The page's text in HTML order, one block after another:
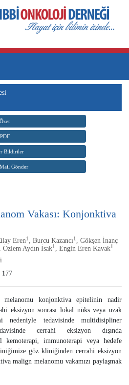
Özet
Bildiriler
Gönder
Vakası: Konjonktiva
Eren1 , Burcu Kazancı1
, Gökşen İnanç
, Özlem Aydın İsak1 , Engin Eren Kavak1
177
konjonktiva epitelinin nadir
eksizyon sonrası lokal nüks veya uzak
nedeniyle tedavisinde multidisipliner
cerrahi eksizyon dışında
kemoterapi, immunoterapi veya hedefe
göz kliniğinden cerrahi eksizyon
malign melanomu vakamızı paylaşmak